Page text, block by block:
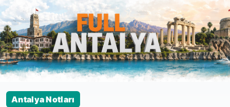
Antalya Notları